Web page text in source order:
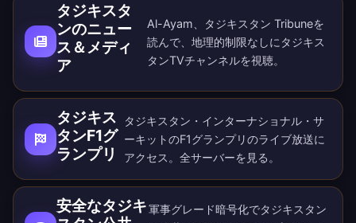
タジキスタ
ンのニュー
ス＆メディ
ア
Al-Ayam、タジキスタン Tribuneを
読んで、地理的制限なしにタジキス
タンTVチャンネルを視聴。
タジキス
タンF1グ
ランプリ
タジキスタン・インターナショナル・サ
ーキットのF1グランプリのライブ放送に
アクセス。全サーバーを見る。
安全なタジキ軍事グレード暗号化でタジキスタン